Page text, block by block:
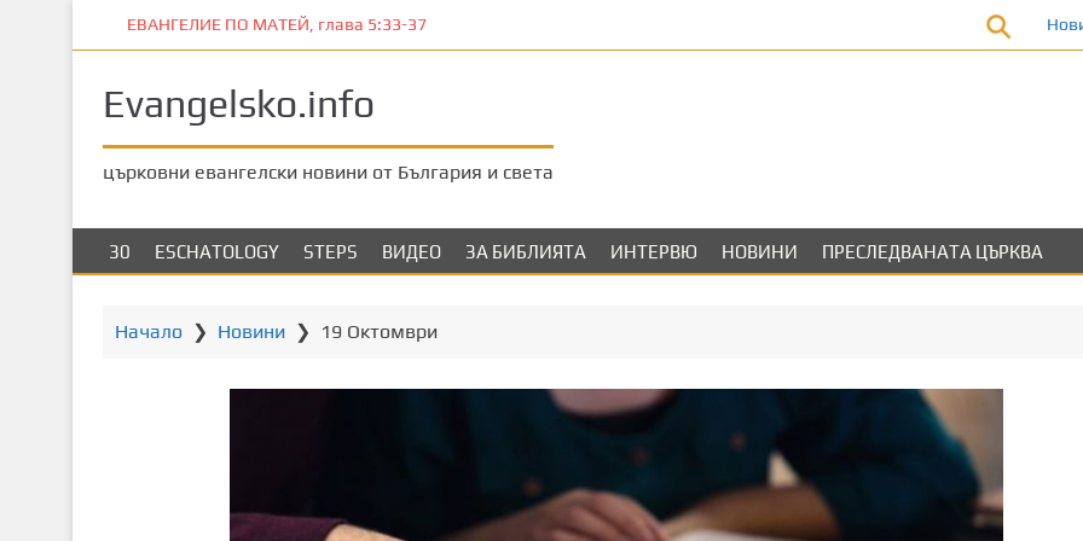
к
ЕВАНГЕЛИЕ ПО МАТЕЙ, глава 5:33-37
Evangelsko.info
църковни евангелски новини от България и света
30 ESCHATOLOGY STEPS ВИДЕО ЗА БИБЛИЯТА ИНТЕРВЮ НОВИНИ ПРЕСЛЕДВАНАТА ЦЪРКВА
Начало ❯ Новини❯ 19 Октомври